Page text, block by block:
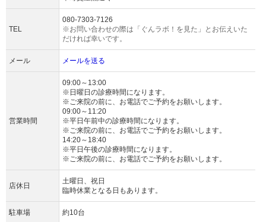
TEL
080-7303-7126
※お問い合わせの際は「ぐんラボ！を見た」とお伝えいた
だければ幸いです。
メール メールを送る
営業時間
09:00～13:00
※日曜日の診療時間になります。
※ご来院の前に、お電話でご予約をお願いします。
09:00～11:20
※平日午前中の診療時間になります。
※ご来院の前に、お電話でご予約をお願いします。
14:20～18:40
※平日午後の診療時間になります。
※ご来院の前に、お電話でご予約をお願いします。
店休日
土曜日、祝日
臨時休業となる日もあります。
駐車場 約10台